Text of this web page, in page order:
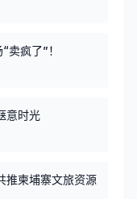
疯了”！
意时光
推柬埔寨文旅资源